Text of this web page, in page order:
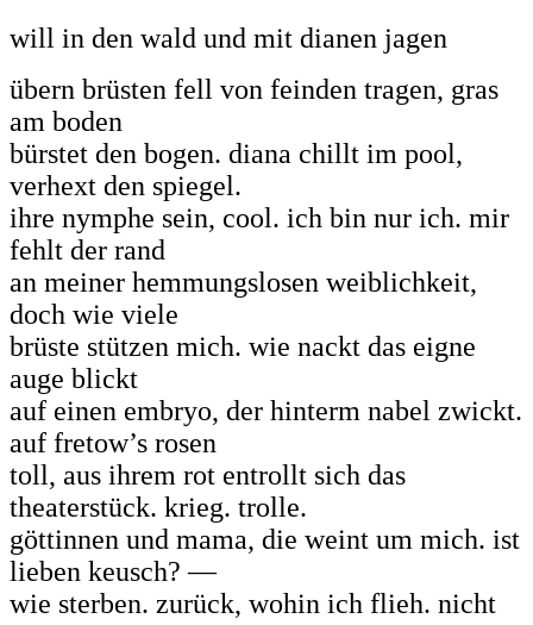
will in den wald und mit dianen jagen
übern brüsten fell von feinden tragen, gras
am boden
bürstet den bogen. diana chillt im pool,
verhext den spiegel.
ihre nymphe sein, cool. ich bin nur ich. mir
fehlt der rand
an meiner hemmungslosen weiblichkeit,
doch wie viele
brüste stützen mich. wie nackt das eigne
auge blickt
auf einen embryo, der hinterm nabel zwickt.
auf fretow’s rosen
toll, aus ihrem rot entrollt sich das
theaterstück. krieg. trolle.
göttinnen und mama, die weint um mich. ist
lieben keusch? —
wie sterben. zurück, wohin ich flieh. nicht